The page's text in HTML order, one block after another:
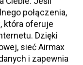
połączenia,
która oferuje
Dzięki
sieć Airmax
i zapewnia